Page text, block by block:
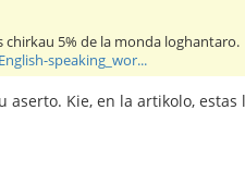
5% de la monda loghantaro.
speaking_wor...
aserto. Kie, en la artikolo,